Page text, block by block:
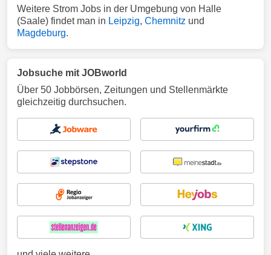
Weitere Strom Jobs in der Umgebung von Halle
(Saale) findet man in Leipzig, Chemnitz und
Magdeburg.
Jobsuche mit JOBworld
Über 50 Jobbörsen, Zeitungen und Stellenmärkte
gleichzeitig durchsuchen.